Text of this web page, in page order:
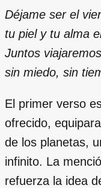
Déjame ser el
tu piel y tu alma
Juntos
sin miedo, sin
El primer verso
ofrecido,
de los planetas,
infinito. La
refuerza la idea